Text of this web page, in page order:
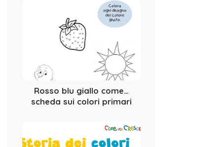
Rosso blu giallo come…
scheda sui colori primari